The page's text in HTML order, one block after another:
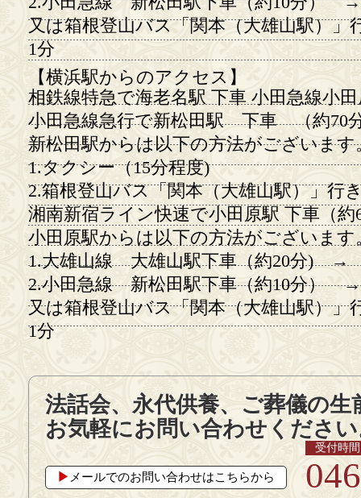
又は箱根登山バス「関本（大雄山駅）」
1分
【横浜駅からのアクセス】
相鉄線特急で海老名駅 下車 小田急線小
小田急線急行で新松田駅 下車 （約70
新松田駅からは以下の方法がございます
1.タクシー（15分程度)
2.箱根登山バス「関本（大雄山駅）」行
湘南新宿ライン快速で小田原駅 下車（約
小田原駅からは以下の方法がございます
1.大雄山線 大雄山駅下車（約20分)
2.小田急線 新松田駅下車（約10分）
又は箱根登山バス「関本（大雄山駅）」
1分
法話会、永代供養、ご葬儀の生
お気軽にお問い合わせくださ
▶︎ メールでのお問い合わせはこちらから
受付時